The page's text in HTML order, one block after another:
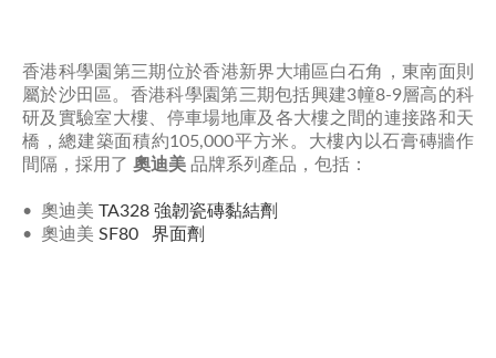
香港科學園第三期位於香港新界大埔區白石角，東南面則
屬於沙田區。香港科學園第三期包括興建3幢8-9層高的科
研及實驗室大樓、停車場地庫及各大樓之間的連接路和天
橋，總建築面積約105,000平方米。大樓內以石膏磚牆作
間隔，採用了 奧迪美 ​ 品牌系列產品，包括：
• 奧迪美 TA328 強韌瓷磚黏結劑
• 奧迪美 SF80 界面劑